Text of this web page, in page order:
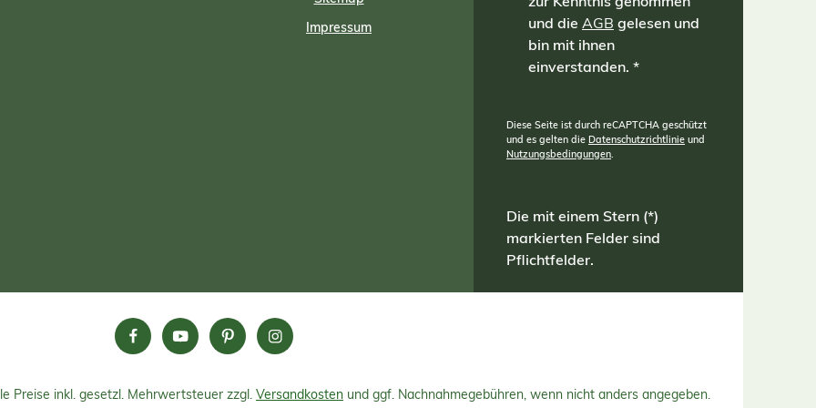
Impressum
und die AGB gelesen und
bin mit ihnen
einverstanden. *
Diese Seite ist durch reCAPTCHA geschützt
und es gelten die Datenschutzrichtlinie und
Nutzungsbedingungen.
Die mit einem Stern (*)
markierten Felder sind
Pflichtfelder.
Preise inkl. gesetzl. Mehrwertsteuer zzgl. Versandkosten und ggf. Nachnahmegebühren, wenn nicht anders angegeben.